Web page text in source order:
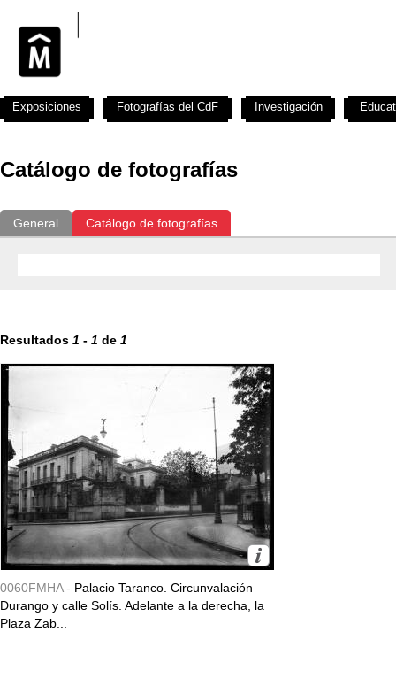
Catálogo de fotografías
General Catálogo de fotografías
Resultados 1 - 1 de 1
0060FMHA - Palacio Taranco. Circunvalación
Durango y calle Solís. Adelante a la derecha, la
Plaza Zab...
Exposiciones Fotografías del CdF Investigación